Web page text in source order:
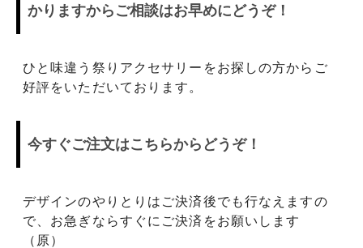
かりますからご相談はお早めにどうぞ！
ひと味違う祭りアクセサリーをお探しの方からご
好評をいただいております。
今すぐご注文はこちらからどうぞ！
デザインのやりとりはご決済後でも行なえますの
で、お急ぎならすぐにご決済をお願いします
（原）